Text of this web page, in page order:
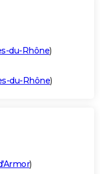
du-Rhône)
du-Rhône)
)